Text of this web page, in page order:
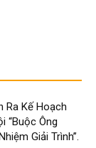
Ra Kế Hoạch
“Buộc Ông
Giải Trình”.